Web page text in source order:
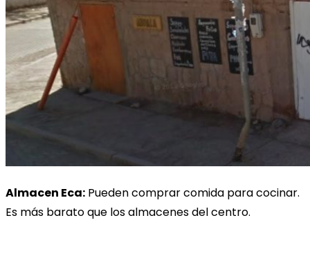
Almacen Eca: Pueden comprar comida para cocinar.
Es más barato que los almacenes del centro.